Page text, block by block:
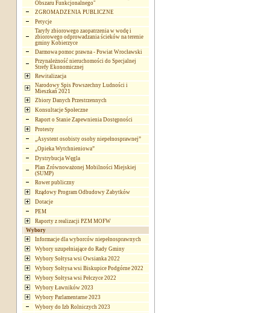
Obszaru Funkcjonalnego"
ZGROMADZENIA PUBLICZNE
Petycje
Taryfy zbiorowego zaopatrzenia w wodę i
zbiorowego odprowadzania ścieków na terenie
gminy Kobierzyce
Darmowa pomoc prawna - Powiat Wrocławski
Przynależność nieruchomości do Specjalnej
Strefy Ekonomicznej
Rewitalizacja
Narodowy Spis Powszechny Ludności i
Mieszkań 2021
Zbiory Danych Przestrzennych
Konsultacje Społeczne
Raport o Stanie Zapewnienia Dostępności
Protesty
„Asystent osobisty osoby niepełnosprawnej”
„Opieka Wytchnieniowa”
Dystrybucja Węgla
Plan Zrównoważonej Mobilności Miejskiej
(SUMP)
Rower publiczny
Rządowy Program Odbudowy Zabytków
Dotacje
PEM
Raporty z realizacji PZM MOFW
Wybory
Informacje dla wyborców niepełnosprawnych
Wybory uzupełniające do Rady Gminy
Wybory Sołtysa wsi Owsianka 2022
Wybory Sołtysa wsi Biskupice Podgórne 2022
Wybory Sołtysa wsi Pełczyce 2022
Wybory Ławników 2023
Wybory Parlamentarne 2023
Wybory do Izb Rolniczych 2023